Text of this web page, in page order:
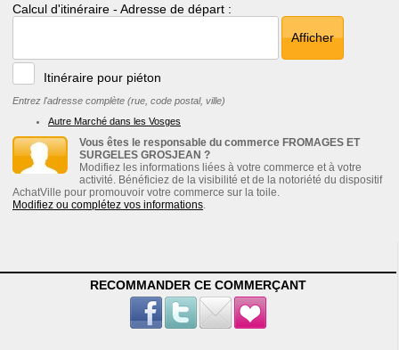
Calcul d'itinéraire - Adresse de départ :
Afficher
Itinéraire pour piéton
Entrez l'adresse complète (rue, code postal, ville)
Autre Marché dans les Vosges
Vous êtes le responsable du commerce FROMAGES ET
SURGELES GROSJEAN ?
Modifiez les informations liées à votre commerce et à votre
activité. Bénéficiez de la visibilité et de la notoriété du dispositif
AchatVille pour promouvoir votre commerce sur la toile.
Modifiez ou complétez vos informations.
RECOMMANDER CE COMMERÇANT